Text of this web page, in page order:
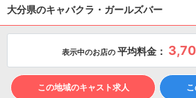
大分県のキャバクラ・ガールズバー
表示中のお店の 平均料金：
この地域のキャスト求人